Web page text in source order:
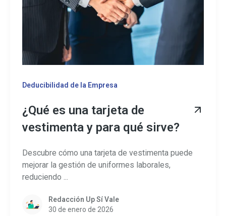
Deducibilidad de la Empresa
¿Qué es una tarjeta de
vestimenta y para qué sirve?
Descubre cómo una tarjeta de vestimenta puede
mejorar la gestión de uniformes laborales,
reduciendo ...
Redacción Up Sí Vale
30 de enero de 2026